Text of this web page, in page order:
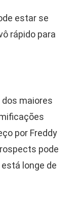
estar se
rápido para
maiores
por Freddy
pode
está longe de